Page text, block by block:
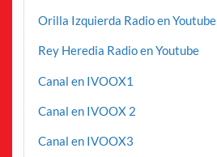
Orilla Izquierda Radio en Youtube
Rey Heredia Radio en Youtube
Canal en IVOOX1
Canal en IVOOX 2
Canal en IVOOX3